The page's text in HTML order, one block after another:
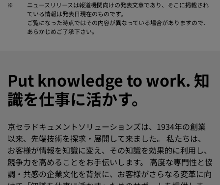
※
ニュースリリースは報道機関向けの発表文章であり、そこに掲載され
ている情報は発表日現在のものです。
ご覧になった時点ではその内容が異なっている場合がありますので、
あらかじめご了承下さい。
Put knowledge to work. 知
識を仕事に活かす。
京セラドキュメントソリューションズは、1934年の創業
以来、先端技術を探求・展開して来ました。 私たちは、
お客様が情報を知識に変え、その知識を効果的に利用し、
競争力を高めることをお手伝いします。 高度な専門性と協
調・共感の企業文化を背景に、お客様がさらなる変革に向